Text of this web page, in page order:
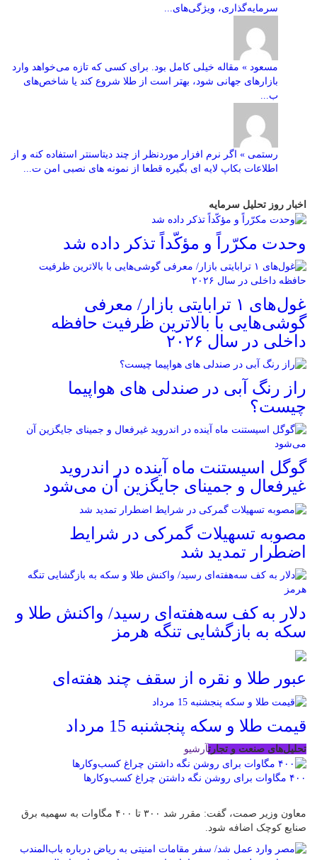
سرمایه‌گذاری، ویژگی‌های...
مسعود » مقاله خیلی کامل بود. برای کسی که تازه می‌خواهد وارد
بازارهای جهانی شود، بهتر است از طلا شروع کند یا شاخص‌های
ب...
رستمی » اگر نرم افزار موردنظر از چند دیتاسنتر استفاده کنه و از
اطلاعات بکاپ لایه ای بگیره قطعا از نمونه های نصبی امن ت...
اخبار روز تحلیل سرمایه
وحدت مکرّراً و مؤکّداً تذکر داده شد
غول‌های ۱ ترابایتی بازار/ معرفی
گوشی‌هایی با بالاترین ظرفیت حافظه
داخلی در سال ۲۰۲۶
راز رنگ آبی در صندلی های هواپیما
چیست؟
گوگل اسیستنت ماه آینده در اندروید
غیرفعال و جمینای جایگزین آن می‌شود
مصوبه تسهیلات گمرکی در شرایط
اضطرار تمدید شد
دلار به کف سه‌هفته‌ای رسید/ واکنش طلا و
سکه به بازگشایی تنگه هرمز
عبور طلا و نقره از سقف چند هفته‌ای
قیمت طلا و سکه پنجشنبه 15 مرداد
تحلیل‌های صنعت و تجارتآرشیو
۴۰۰ مگاوات برای روشن نگه داشتن چراغ کسب‌وکار‌ها
معاون وزیر صمت، گفت: مقرر شد ۳۰۰ تا ۴۰۰ مگاوات به سهمیه برق
صنایع کوچک اضافه شود.